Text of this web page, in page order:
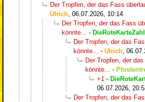
Der Tropfen, der das Fass
Ulrich 06.07.2026, 10:14
Der Tropfen, der das Fass
könnte...
-
Der Tropfen, der das
könnte...
- Ulrich
Der Tropfen, der
könnte...
-
+1 -
06.07.2026,
Der Tropfen, der das